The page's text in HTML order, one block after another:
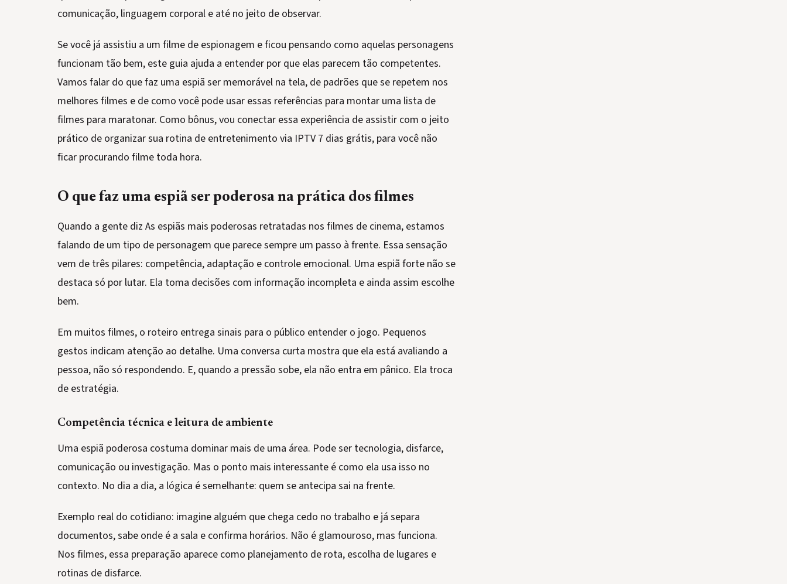
comunicação, linguagem corporal e até no jeito de observar.
Se você já assistiu a um filme de espionagem e ficou pensando como aquelas personagens
funcionam tão bem, este guia ajuda a entender por que elas parecem tão competentes.
Vamos falar do que faz uma espiã ser memorável na tela, de padrões que se repetem nos
melhores filmes e de como você pode usar essas referências para montar uma lista de
filmes para maratonar. Como bônus, vou conectar essa experiência de assistir com o jeito
prático de organizar sua rotina de entretenimento via IPTV 7 dias grátis, para você não
ficar procurando filme toda hora.
O que faz uma espiã ser poderosa na prática dos filmes
Quando a gente diz As espiãs mais poderosas retratadas nos filmes de cinema, estamos
falando de um tipo de personagem que parece sempre um passo à frente. Essa sensação
vem de três pilares: competência, adaptação e controle emocional. Uma espiã forte não se
destaca só por lutar. Ela toma decisões com informação incompleta e ainda assim escolhe
bem.
Em muitos filmes, o roteiro entrega sinais para o público entender o jogo. Pequenos
gestos indicam atenção ao detalhe. Uma conversa curta mostra que ela está avaliando a
pessoa, não só respondendo. E, quando a pressão sobe, ela não entra em pânico. Ela troca
de estratégia.
Competência técnica e leitura de ambiente
Uma espiã poderosa costuma dominar mais de uma área. Pode ser tecnologia, disfarce,
comunicação ou investigação. Mas o ponto mais interessante é como ela usa isso no
contexto. No dia a dia, a lógica é semelhante: quem se antecipa sai na frente.
Exemplo real do cotidiano: imagine alguém que chega cedo no trabalho e já separa
documentos, sabe onde é a sala e confirma horários. Não é glamouroso, mas funciona.
Nos filmes, essa preparação aparece como planejamento de rota, escolha de lugares e
rotinas de disfarce.